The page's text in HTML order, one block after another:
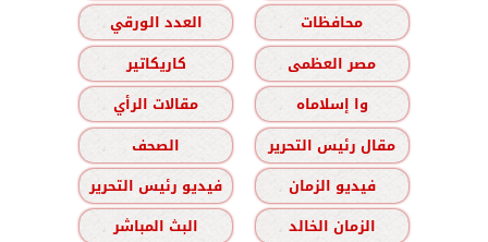
محافظات
العدد الورقي
مصر العظمى
كاريكاتير
وا إسلاماه
مقالات الرأي
مقال رئيس التحرير
الصحف
فيديو الزمان
فيديو رئيس التحرير
الزمان الخالد
البث المباشر